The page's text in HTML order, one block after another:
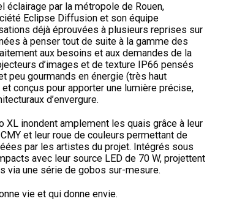
éclairage par la métropole de Rouen,
Eclipse Diffusion et son équipe
déjà éprouvées à plusieurs reprises sur
à penser tout de suite à la gamme des
aux besoins et aux demandes de la
d’images et de texture IP66 pensés
peu gourmands en énergie (très haut
conçus pour apporter une lumière précise,
d’envergure.
inondent amplement les quais grâce à leur
et leur roue de couleurs permettant de
par les artistes du projet. Intégrés sous
avec leur source LED de 70 W, projettent
via une série de gobos sur-mesure.
vie et qui donne envie.